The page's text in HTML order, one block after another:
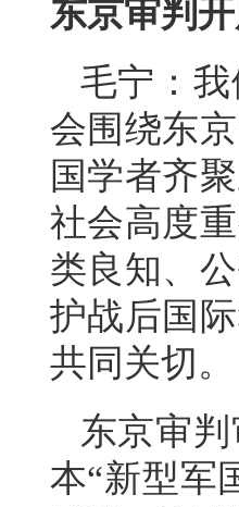
东京审判
毛宁：
会围绕东
国学者齐
社会高度
类良知、
护战后国
共同关切。
东京审
本“新型军